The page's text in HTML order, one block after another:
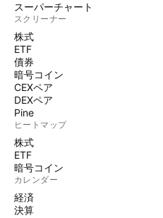
スーパーチャート
スクリーナー
株式
ETF
債券
暗号コイン
CEXペア
DEXペア
Pine
ヒートマップ
株式
ETF
暗号コイン
カレンダー
経済
決算